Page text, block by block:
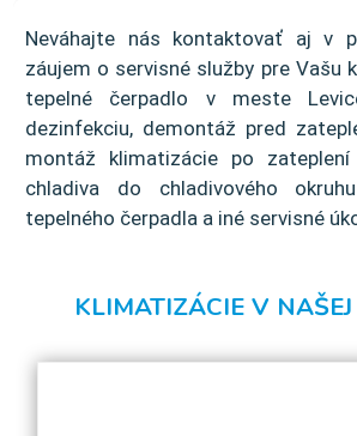
Neváhajte nás kontaktovať aj v
záujem o servisné služby pre Vašu
tepelné čerpadlo v meste
dezinfekciu, demontáž pred
montáž klimatizácie po zateplení
chladiva do chladivového
tepelného čerpadla a iné servisné
KLIMATIZÁCIE V